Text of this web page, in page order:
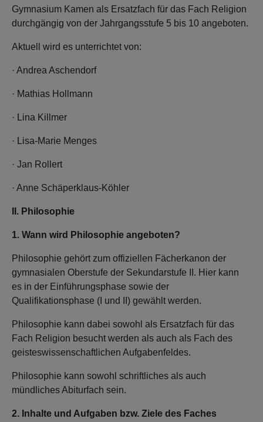
Gymnasium Kamen als Ersatzfach für das Fach Religion
durchgängig von der Jahrgangsstufe 5 bis 10 angeboten.
Aktuell wird es unterrichtet von:
· Andrea Aschendorf
· Mathias Hollmann
· Lina Killmer
· Lisa-Marie Menges
· Jan Rollert
· Anne Schäperklaus-Köhler
II. Philosophie
1. Wann wird Philosophie angeboten?
Philosophie gehört zum offiziellen Fächerkanon der
gymnasialen Oberstufe der Sekundarstufe II. Hier kann
es in der Einführungsphase sowie der
Qualifikationsphase (I und II) gewählt werden.
Philosophie kann dabei sowohl als Ersatzfach für das
Fach Religion besucht werden als auch als Fach des
geisteswissenschaftlichen Aufgabenfeldes.
Philosophie kann sowohl schriftliches als auch
mündliches Abiturfach sein.
2. Inhalte und Aufgaben bzw. Ziele des Faches